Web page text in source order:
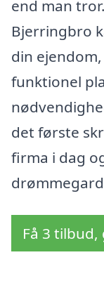
end man
Bjerringbro
din
funktionel
det første
firma i dag
Få 3